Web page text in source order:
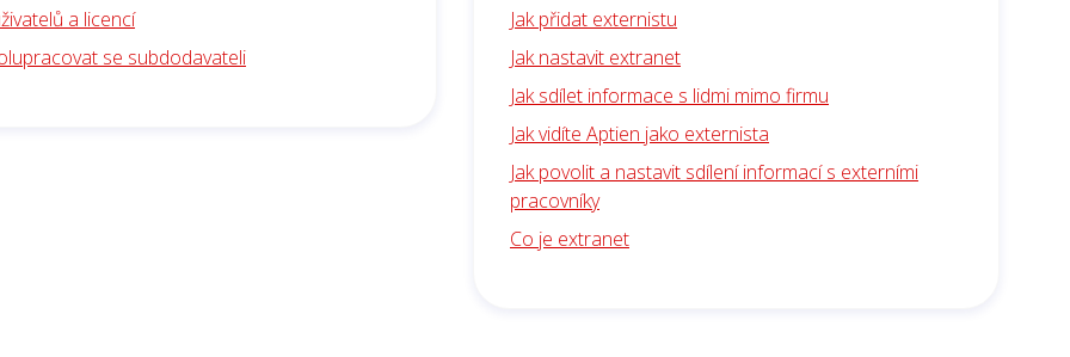
a licencí
se subdodavateli
Jak přidat externistu
Jak nastavit extranet
Jak sdílet informace s lidmi mimo firmu
Jak vidíte Aptien jako externista
Jak povolit a nastavit sdílení informací s externími
pracovníky
Co je extranet